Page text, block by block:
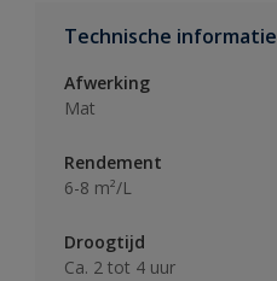
Technische informatie
Afwerking
Mat
Rendement
6-8 m²/L
Droogtijd
Ca. 2 tot 4 uur